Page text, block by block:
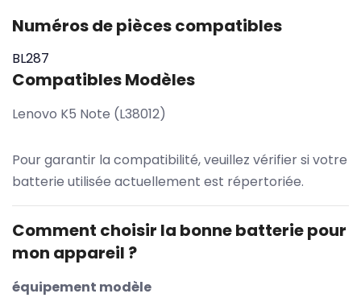
Numéros de pièces compatibles
BL287
Compatibles Modèles
Lenovo K5 Note (L38012)
Pour garantir la compatibilité, veuillez vérifier si votre
batterie utilisée actuellement est répertoriée.
Comment choisir la bonne batterie pour
mon appareil ?
équipement modèle